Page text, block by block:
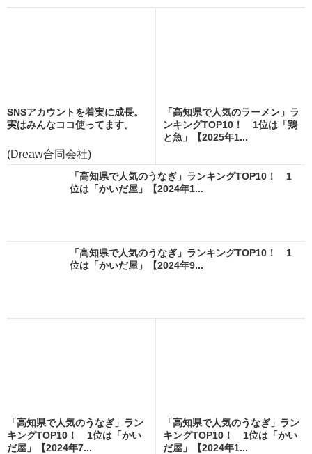
SNSアカウントを着実に成長。
実はみんなココ使ってます。
(Dreaw合同会社)
「高知県で人気のラーメン」ラ
ンキングTOP10！ 1位は「鶏
と魚」【2025年1...
「高知県で人気のうなぎ」ランキングTOP10！ 1
位は「かいだ屋」【2024年1...
「高知県で人気のうなぎ」ランキングTOP10！ 1
位は「かいだ屋」【2024年9...
「高知県で人気のうなぎ」ラン
キングTOP10！ 1位は「かい
だ屋」【2024年7...
「高知県で人気のうなぎ」ラン
キングTOP10！ 1位は「かい
だ屋」【2024年1...